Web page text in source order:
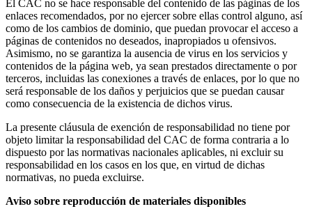
El CAC no se hace responsable del contenido de las páginas de los
enlaces recomendados, por no ejercer sobre ellas control alguno, así
como de los cambios de dominio, que puedan provocar el acceso a
páginas de contenidos no deseados, inapropiados u ofensivos.
Asimismo, no se garantiza la ausencia de virus en los servicios y
contenidos de la página web, ya sean prestados directamente o por
terceros, incluidas las conexiones a través de enlaces, por lo que no
será responsable de los daños y perjuicios que se puedan causar
como consecuencia de la existencia de dichos virus.
La presente cláusula de exención de responsabilidad no tiene por
objeto limitar la responsabilidad del CAC de forma contraria a lo
dispuesto por las normativas nacionales aplicables, ni excluir su
responsabilidad en los casos en los que, en virtud de dichas
normativas, no pueda excluirse.
Aviso sobre reproducción de materiales disponibles